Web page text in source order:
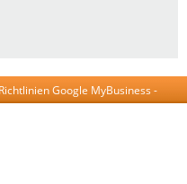
Richtlinien Google MyBusiness -